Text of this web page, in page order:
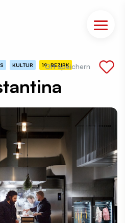
Ort speichern
KULTUR 19. BEZIRK